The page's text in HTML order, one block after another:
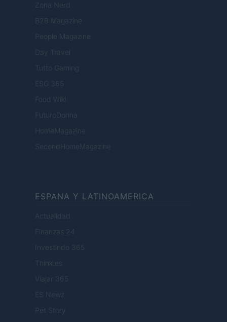
Zona Nerd
B2B Magazine
People Magazine
Day Travel
Tutto Gaming
ESG 365
Food Wiki
FuturoDonna
HomeMagazine
SecondHomeMagazine
ESPANA Y LATINOAMERICA
Actualidad
Finanzas 24
Investindo 365
Think.es
Viajar 365
ES Newz
Pet Story